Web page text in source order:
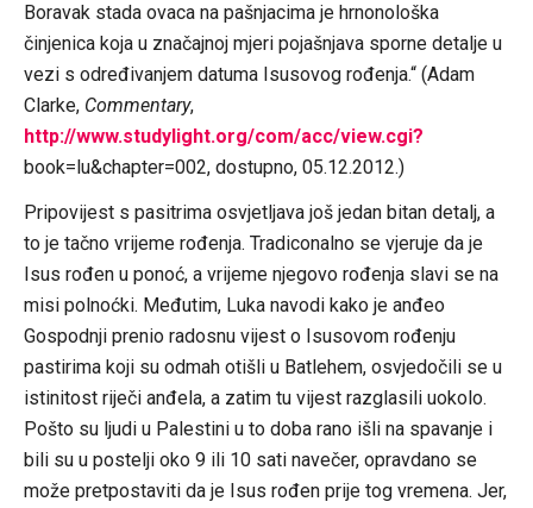
Boravak stada ovaca na pašnjacima je hrnonološka
činjenica koja u značajnoj mjeri pojašnjava sporne detalje u
vezi s određivanjem datuma Isusovog rođenja.“ (Adam
Clarke, Commentary,
http://www.studylight.org/com/acc/view.cgi?
book=lu&chapter=002, dostupno, 05.12.2012.)
Pripovijest s pasitrima osvjetljava još jedan bitan detalj, a
to je tačno vrijeme rođenja. Tradiconalno se vjeruje da je
Isus rođen u ponoć, a vrijeme njegovo rođenja slavi se na
misi polnoćki. Međutim, Luka navodi kako je anđeo
Gospodnji prenio radosnu vijest o Isusovom rođenju
pastirima koji su odmah otišli u Batlehem, osvjedočili se u
istinitost riječi anđela, a zatim tu vijest razglasili uokolo.
Pošto su ljudi u Palestini u to doba rano išli na spavanje i
bili su u postelji oko 9 ili 10 sati navečer, opravdano se
može pretpostaviti da je Isus rođen prije tog vremena. Jer,